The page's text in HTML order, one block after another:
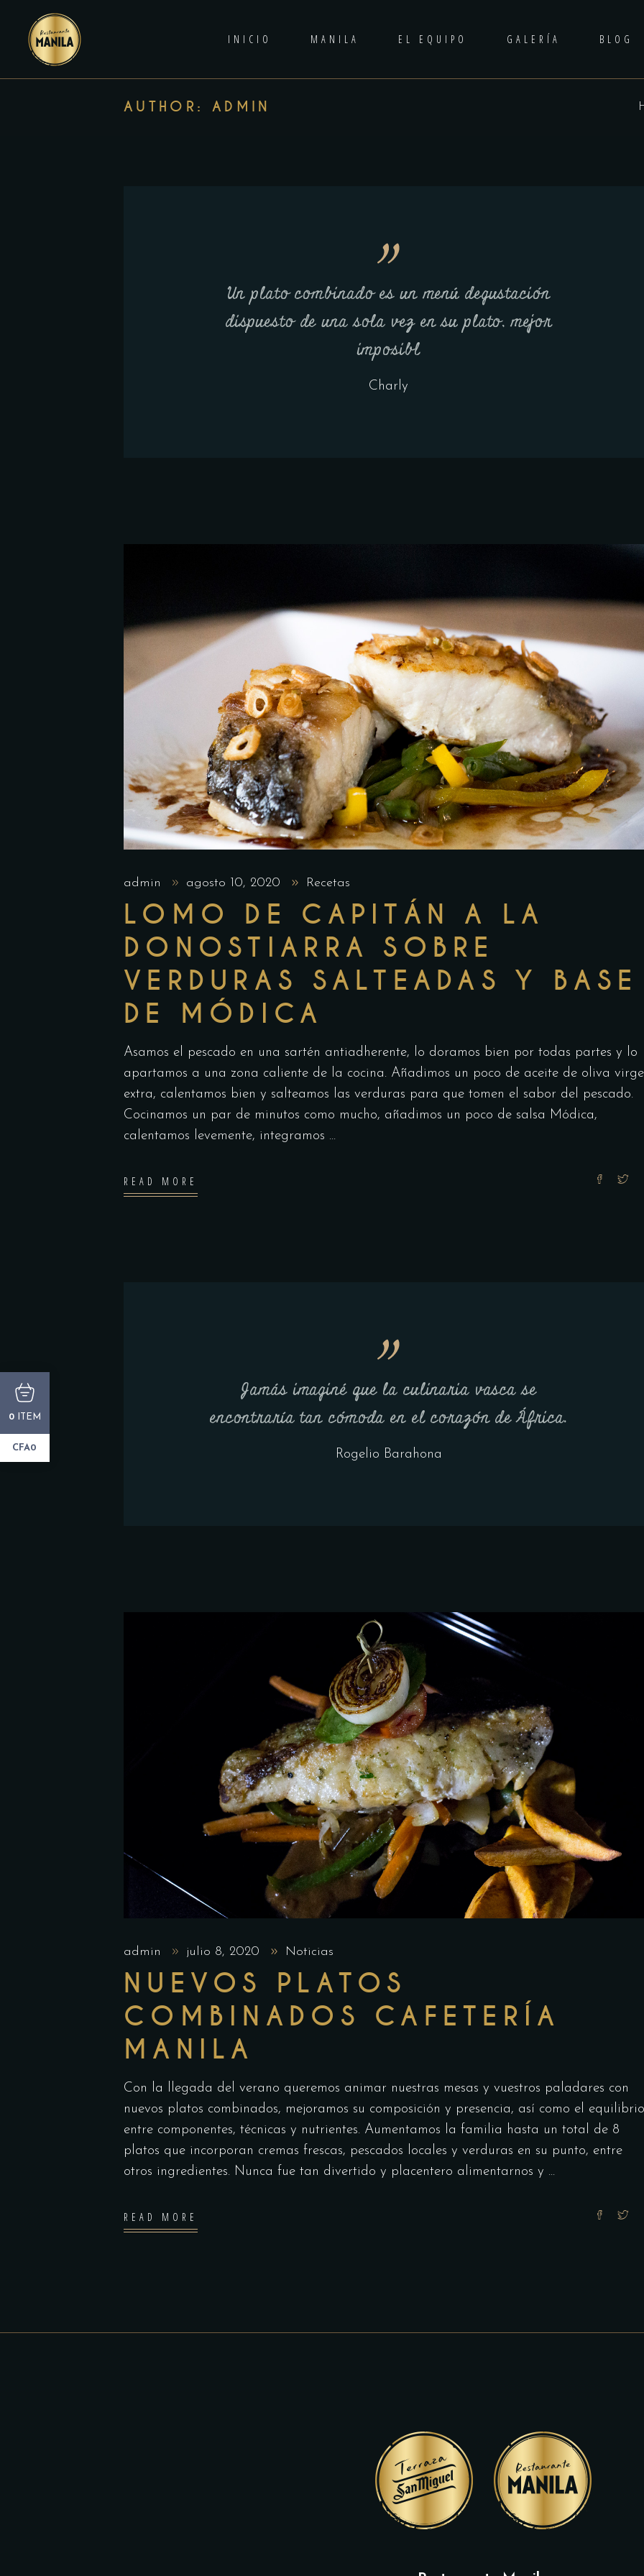
INICIO MANILA EL EQUIPO GALERÍA BLOG
AUTHOR: ADMIN
Un plato combinado es un menú degustación
dispuesto de una sola vez en su plato, mejor
imposibl
Charly
admin agosto 10, 2020 Recetas
LOMO DE CAPITÁN A LA
DONOSTIARRA SOBRE
VERDURAS SALTEADAS Y BASE
DE MÓDICA
Asamos el pescado en una sartén antiadherente, lo doramos bien por todas partes y lo
apartamos a una zona caliente de la cocina. Añadimos un poco de aceite de oliva
extra, calentamos bien y salteamos las verduras para que tomen el sabor del pescado.
Cocinamos un par de minutos como mucho, añadimos un poco de salsa Módica,
calentamos levemente, integramos
READ MORE
Jamás imaginé que la culinaria vasca se
encontraría tan cómoda en el corazón de África.
Rogelio Barahona
admin julio 8, 2020 Noticias
NUEVOS PLATOS
COMBINADOS CAFETERÍA
MANILA
Con la llegada del verano queremos animar nuestras mesas y vuestros paladares con
nuevos platos combinados, mejoramos su composición y presencia, así como el equilibrio
entre componentes, técnicas y nutrientes. Aumentamos la familia hasta un total de 8
platos que incorporan cremas frescas, pescados locales y verduras en su punto, entre
otros ingredientes. Nunca fue tan divertido y placentero alimentarnos y
READ MORE
0 ITEM
CFA0